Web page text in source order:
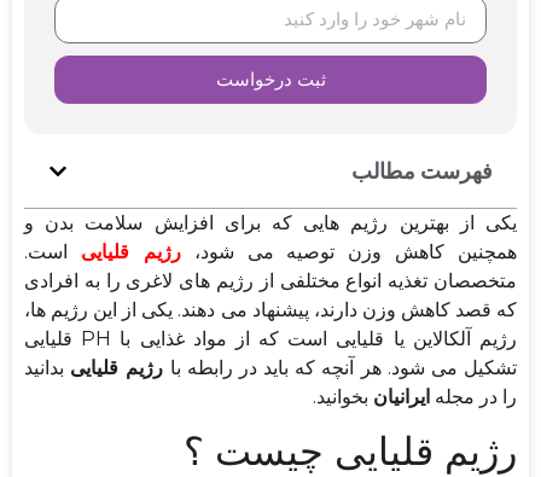
ثبت درخواست
فهرست مطالب
یکی از بهترین رژیم هایی که برای افزایش سلامت بدن و
همچنین کاهش وزن توصیه می شود،رژیم قلیایی است.
متخصصان تغذیه انواع مختلفی از رژیم های لاغری را به افرادی
که قصد کاهش وزن دارند، پیشنهاد می دهند. یکی از این رژیم ها،
رژیم آلکالاین یا قلیایی است که از مواد غذایی با PH قلیایی
تشکیل می شود. هر آنچه که باید در رابطه با رژیم قلیایی بدانید
را در مجله ایرانیان بخوانید.
رژیم قلیایی چیست ؟